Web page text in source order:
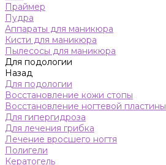
Праймер
Пудра
Аппараты для маникюра
Кисти для маникюра
Пылесосы для маникюра
Для подологии
Назад
Для подологии
Восстановление кожи стопы
Восстановление ногтевой пластины
Для гипергидроза
Для лечения грибка
Лечение вросшего ногтя
Полигели
Кератогель